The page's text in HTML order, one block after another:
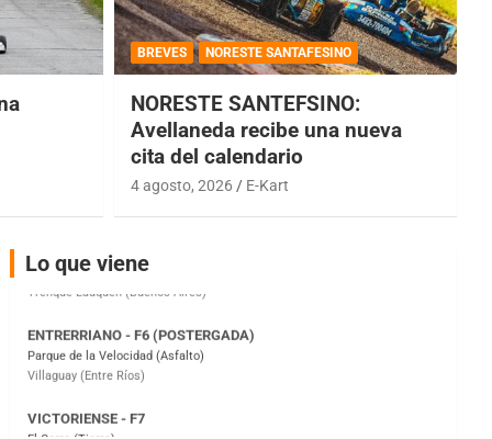
BREVES NORESTE SANTAFESINO
NORESTE SANTEFSINO:
Avellaneda recibe una nueva
cita del calendario
4 agosto, 2026 E-Kart
Lo que viene
COBERTURA ESPECIAL DE E-KART.COM.AR
08/09-AGO
IAME SERIES ARGENTINA 6
Baradero (Buenos Aires)
Trenque Lauquen (Buenos Aires)
Parque de la Velocidad (Asfalto)
Villaguay (Entre Ríos)
El Cerro (Tierra)
Victoria (Entre Ríos)
Moto Club Reginense (Tierra)